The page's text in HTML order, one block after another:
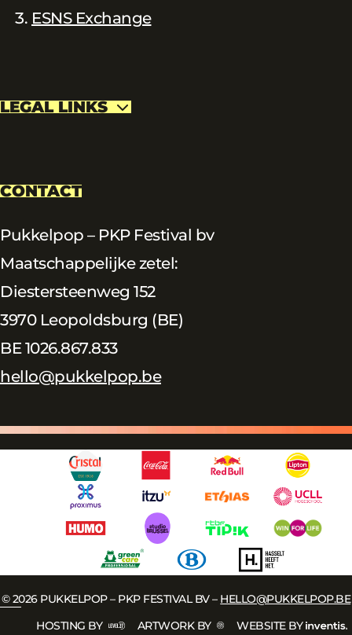
ESNS Exchange
LEGAL LINKS
CONTACT
Pukkelpop – PKP Festival bv
Maatschappelijke zetel:
Diestersteenweg 152
3970 Leopoldsburg (BE)
BE 1026.867.833
hello@pukkelpop.be
© 2026 PUKKELPOP – PKP FESTIVAL BV – HELLO@PUKKELPOP.BE
HOSTING BY
ARTWORK BY WEBSITE BY